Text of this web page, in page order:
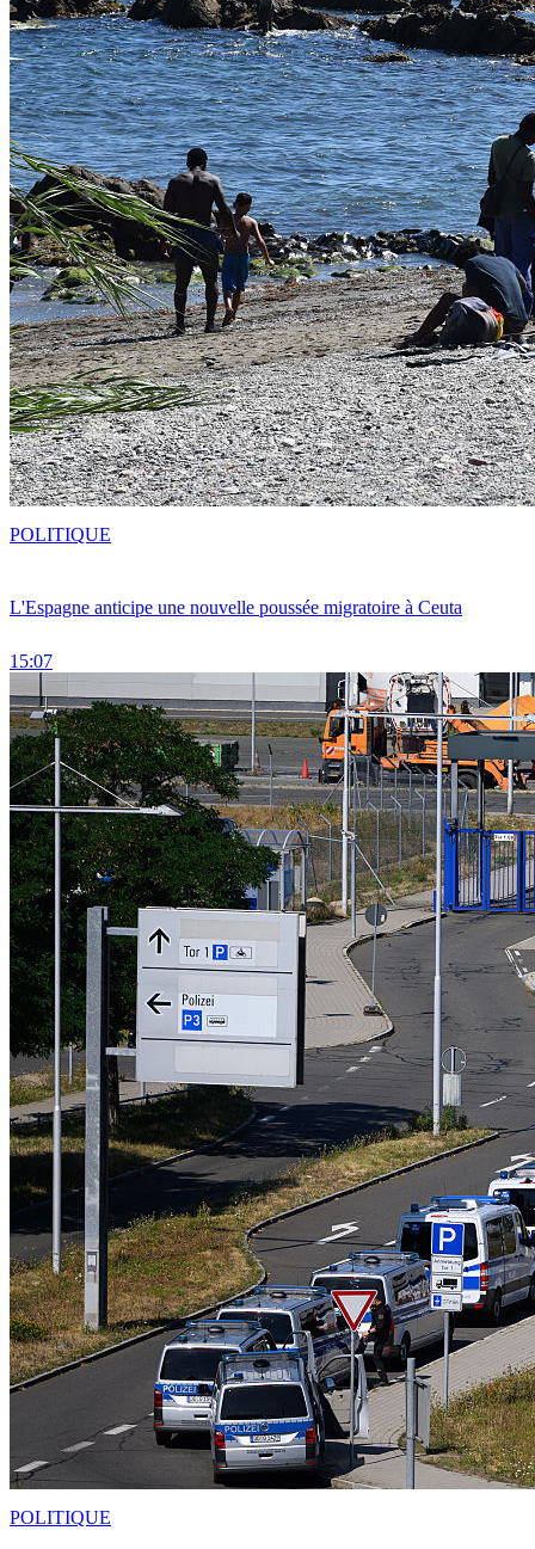
L'Espagne anticipe une nouvelle poussée migratoire à Ceuta
15:07
POLITIQUE
POLITIQUE